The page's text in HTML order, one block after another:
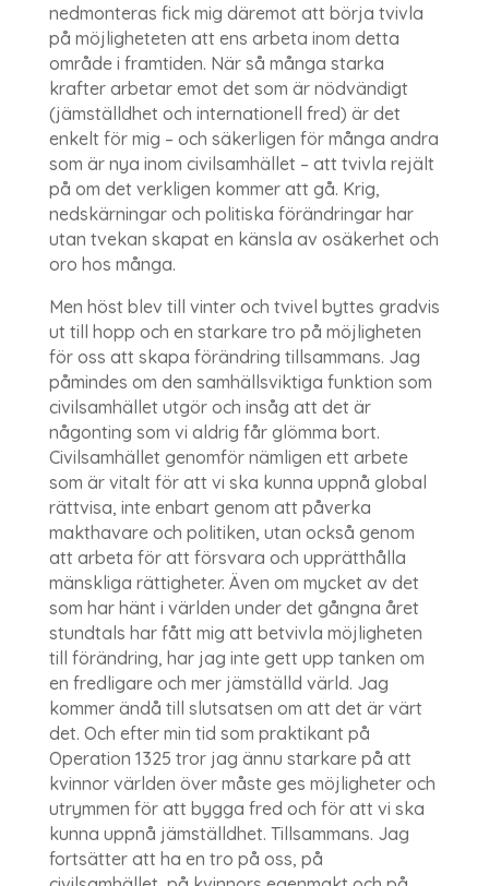
nedmonteras fick mig däremot att börja tvivla
på möjligheteten att ens arbeta inom detta
område i framtiden. När så många starka
krafter arbetar emot det som är nödvändigt
(jämställdhet och internationell fred) är det
enkelt för mig – och säkerligen för många andra
som är nya inom civilsamhället – att tvivla rejält
på om det verkligen kommer att gå. Krig,
nedskärningar och politiska förändringar har
utan tvekan skapat en känsla av osäkerhet och
oro hos många.
Men höst blev till vinter och tvivel byttes gradvis
ut till hopp och en starkare tro på möjligheten
för oss att skapa förändring tillsammans. Jag
påmindes om den samhällsviktiga funktion som
civilsamhället utgör och insåg att det är
någonting som vi aldrig får glömma bort.
Civilsamhället genomför nämligen ett arbete
som är vitalt för att vi ska kunna uppnå global
rättvisa, inte enbart genom att påverka
makthavare och politiken, utan också genom
att arbeta för att försvara och upprätthålla
mänskliga rättigheter. Även om mycket av det
som har hänt i världen under det gångna året
stundtals har fått mig att betvivla möjligheten
till förändring, har jag inte gett upp tanken om
en fredligare och mer jämställd värld. Jag
kommer ändå till slutsatsen om att det är värt
det. Och efter min tid som praktikant på
Operation 1325 tror jag ännu starkare på att
kvinnor världen över måste ges möjligheter och
utrymmen för att bygga fred och för att vi ska
kunna uppnå jämställdhet. Tillsammans. Jag
fortsätter att ha en tro på oss, på